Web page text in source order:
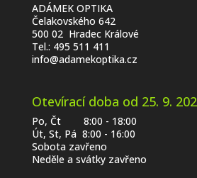
ADÁMEK OPTIKA
Čelakovského 642
500 02 Hradec Králové
Tel.: 495 511 411
info@adamekoptika.cz
Otevírací doba od 25. 9.
Po, Čt 8:00 - 18:00
Út, St, Pá 8:00 - 16:00
Sobota zavřeno
Neděle a svátky zavřeno